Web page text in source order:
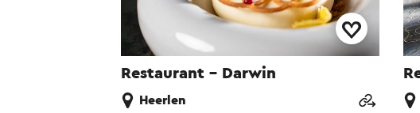
Restaurant - Darwin
Heerlen